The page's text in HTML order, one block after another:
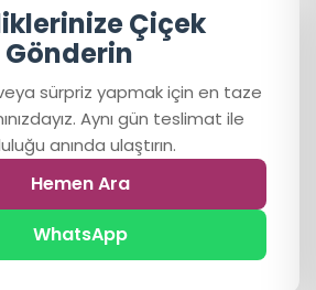
Çiçek
Gönderin
sürpriz yapmak için en taze
Aynı gün teslimat ile
anında ulaştırın.
Hemen Ara
WhatsApp